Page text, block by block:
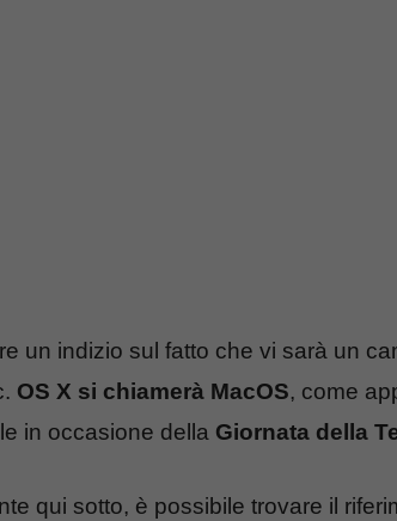
un indizio sul fatto che vi sarà un
OS X si chiamerà MacOS, come
in occasione della Giornata della
qui sotto, è possibile trovare il